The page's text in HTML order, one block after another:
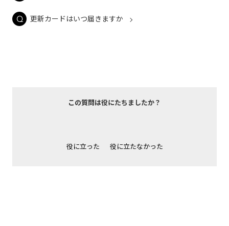
更新カードはいつ届きますか
この質問は役にたちましたか？
役に立った 役に立たなかった